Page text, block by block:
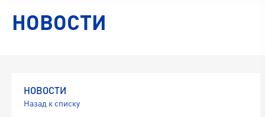
НОВОСТИ
НОВОСТИ
Назад к списку